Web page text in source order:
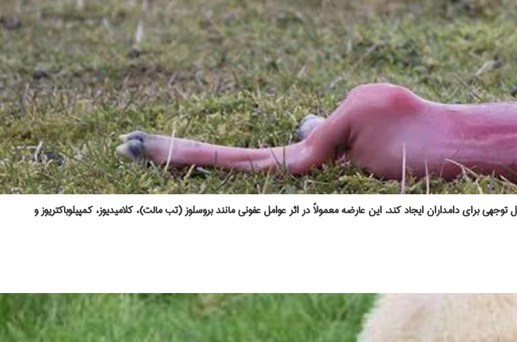
دامداران ایجاد کند. این عارضه معمولاً در اثر عوامل عفونی مانند بروسلوز (تب مالت)، کلامیدیوز، کمپیلوباکتریوز و